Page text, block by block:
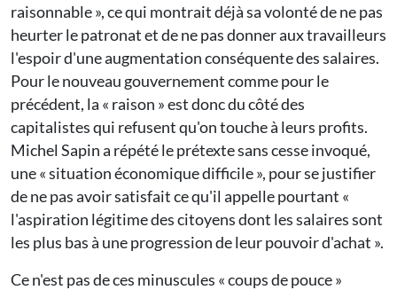
raisonnable », ce qui montrait déjà sa volonté de ne pas
heurter le patronat et de ne pas donner aux travailleurs
l'espoir d'une augmentation conséquente des salaires.
Pour le nouveau gouvernement comme pour le
précédent, la « raison » est donc du côté des
capitalistes qui refusent qu'on touche à leurs profits.
Michel Sapin a répété le prétexte sans cesse invoqué,
une « situation économique difficile », pour se justifier
de ne pas avoir satisfait ce qu'il appelle pourtant «
l'aspiration légitime des citoyens dont les salaires sont
les plus bas à une progression de leur pouvoir d'achat ».
Ce n'est pas de ces minuscules « coups de pouce »